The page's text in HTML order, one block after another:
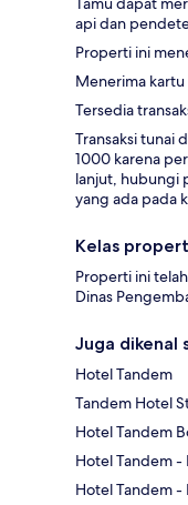
api dan
Properti ini
Menerima
Tersedia
Transaksi tunai
1000 karena
lanjut, hubungi
yang ada pada
Kelas
Properti ini
Dinas
Juga dikenal
Hotel Tandem
Tandem Hotel
Hotel Tandem
Hotel Tandem
Hotel Tandem